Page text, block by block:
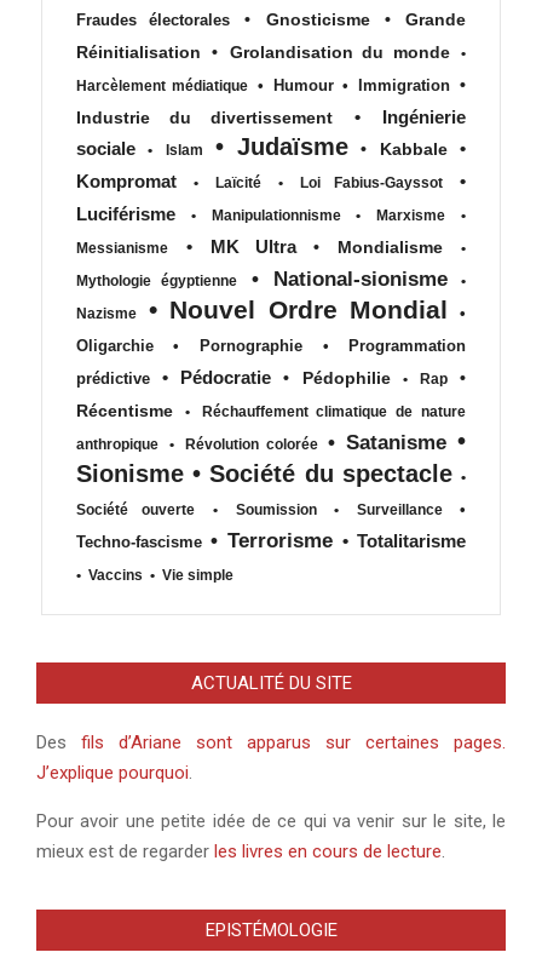
Fraudes électorales
• Gnosticisme •
Grande
Réinitialisation
• Grolandisation du monde
•
Harcèlement médiatique • Humour • Immigration •
Industrie du divertissement
•
Ingénierie
sociale
• Islam • Judaïsme • Kabbale
•
Kompromat
• Laïcité • Loi Fabius-Gayssot
•
Luciférisme
• Manipulationnisme • Marxisme
•
Messianisme
• MK Ultra • Mondialisme
•
Mythologie égyptienne
• National-sionisme
•
Nazisme
• Nouvel Ordre Mondial
•
Oligarchie
• Pornographie •
Programmation
prédictive
• Pédocratie • Pédophilie • Rap
•
Récentisme
•
Réchauffement climatique de nature
anthropique
• Révolution colorée • Satanisme •
Sionisme • Société du spectacle •
Société ouverte
• Soumission • Surveillance
•
Techno-fascisme • Terrorisme • Totalitarisme
• Vaccins • Vie simple
ACTUALITÉ DU SITE
Des fils d’Ariane sont apparus sur certaines pages.
J’explique pourquoi.
Pour avoir une petite idée de ce qui va venir sur le site, le
mieux est de regarder les livres en cours de lecture.
EPISTÉMOLOGIE